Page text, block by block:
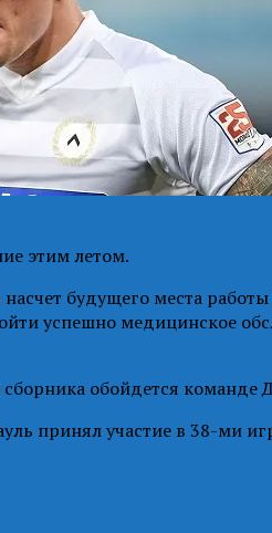
этим летом.
будущего места
успешно медицинское
обойдется
принял участие в 38-ми